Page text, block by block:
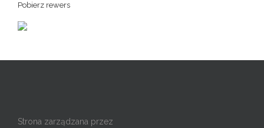
Pobierz rewers
Strona zarządzana przez